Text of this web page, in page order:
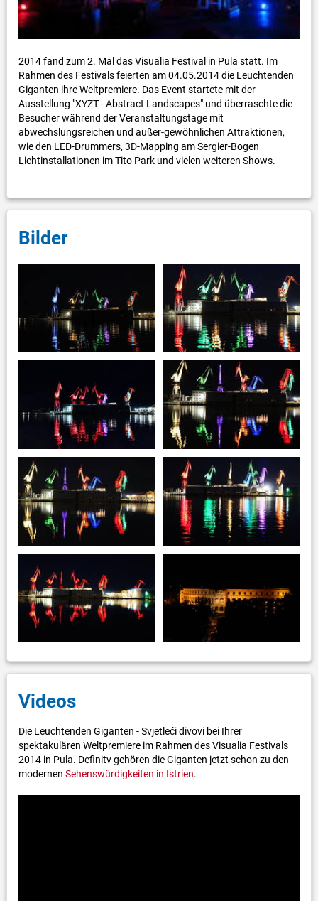
2014 fand zum 2. Mal das Visualia Festival in Pula statt. Im
Rahmen des Festivals feierten am 04.05.2014 die Leuchtenden
Giganten ihre Weltpremiere. Das Event startete mit der
Ausstellung "XYZT - Abstract Landscapes" und überraschte die
Besucher während der Veranstaltungstage mit
abwechslungsreichen und außer-gewöhnlichen Attraktionen,
wie den LED-Drummers, 3D-Mapping am Sergier-Bogen
Lichtinstallationen im Tito Park und vielen weiteren Shows.
Bilder
Videos
Die Leuchtenden Giganten - Svjetleći divovi bei Ihrer
spektakulären Weltpremiere im Rahmen des Visualia Festivals
2014 in Pula. Definitv gehören die Giganten jetzt schon zu den
modernen Sehenswürdigkeiten in Istrien.